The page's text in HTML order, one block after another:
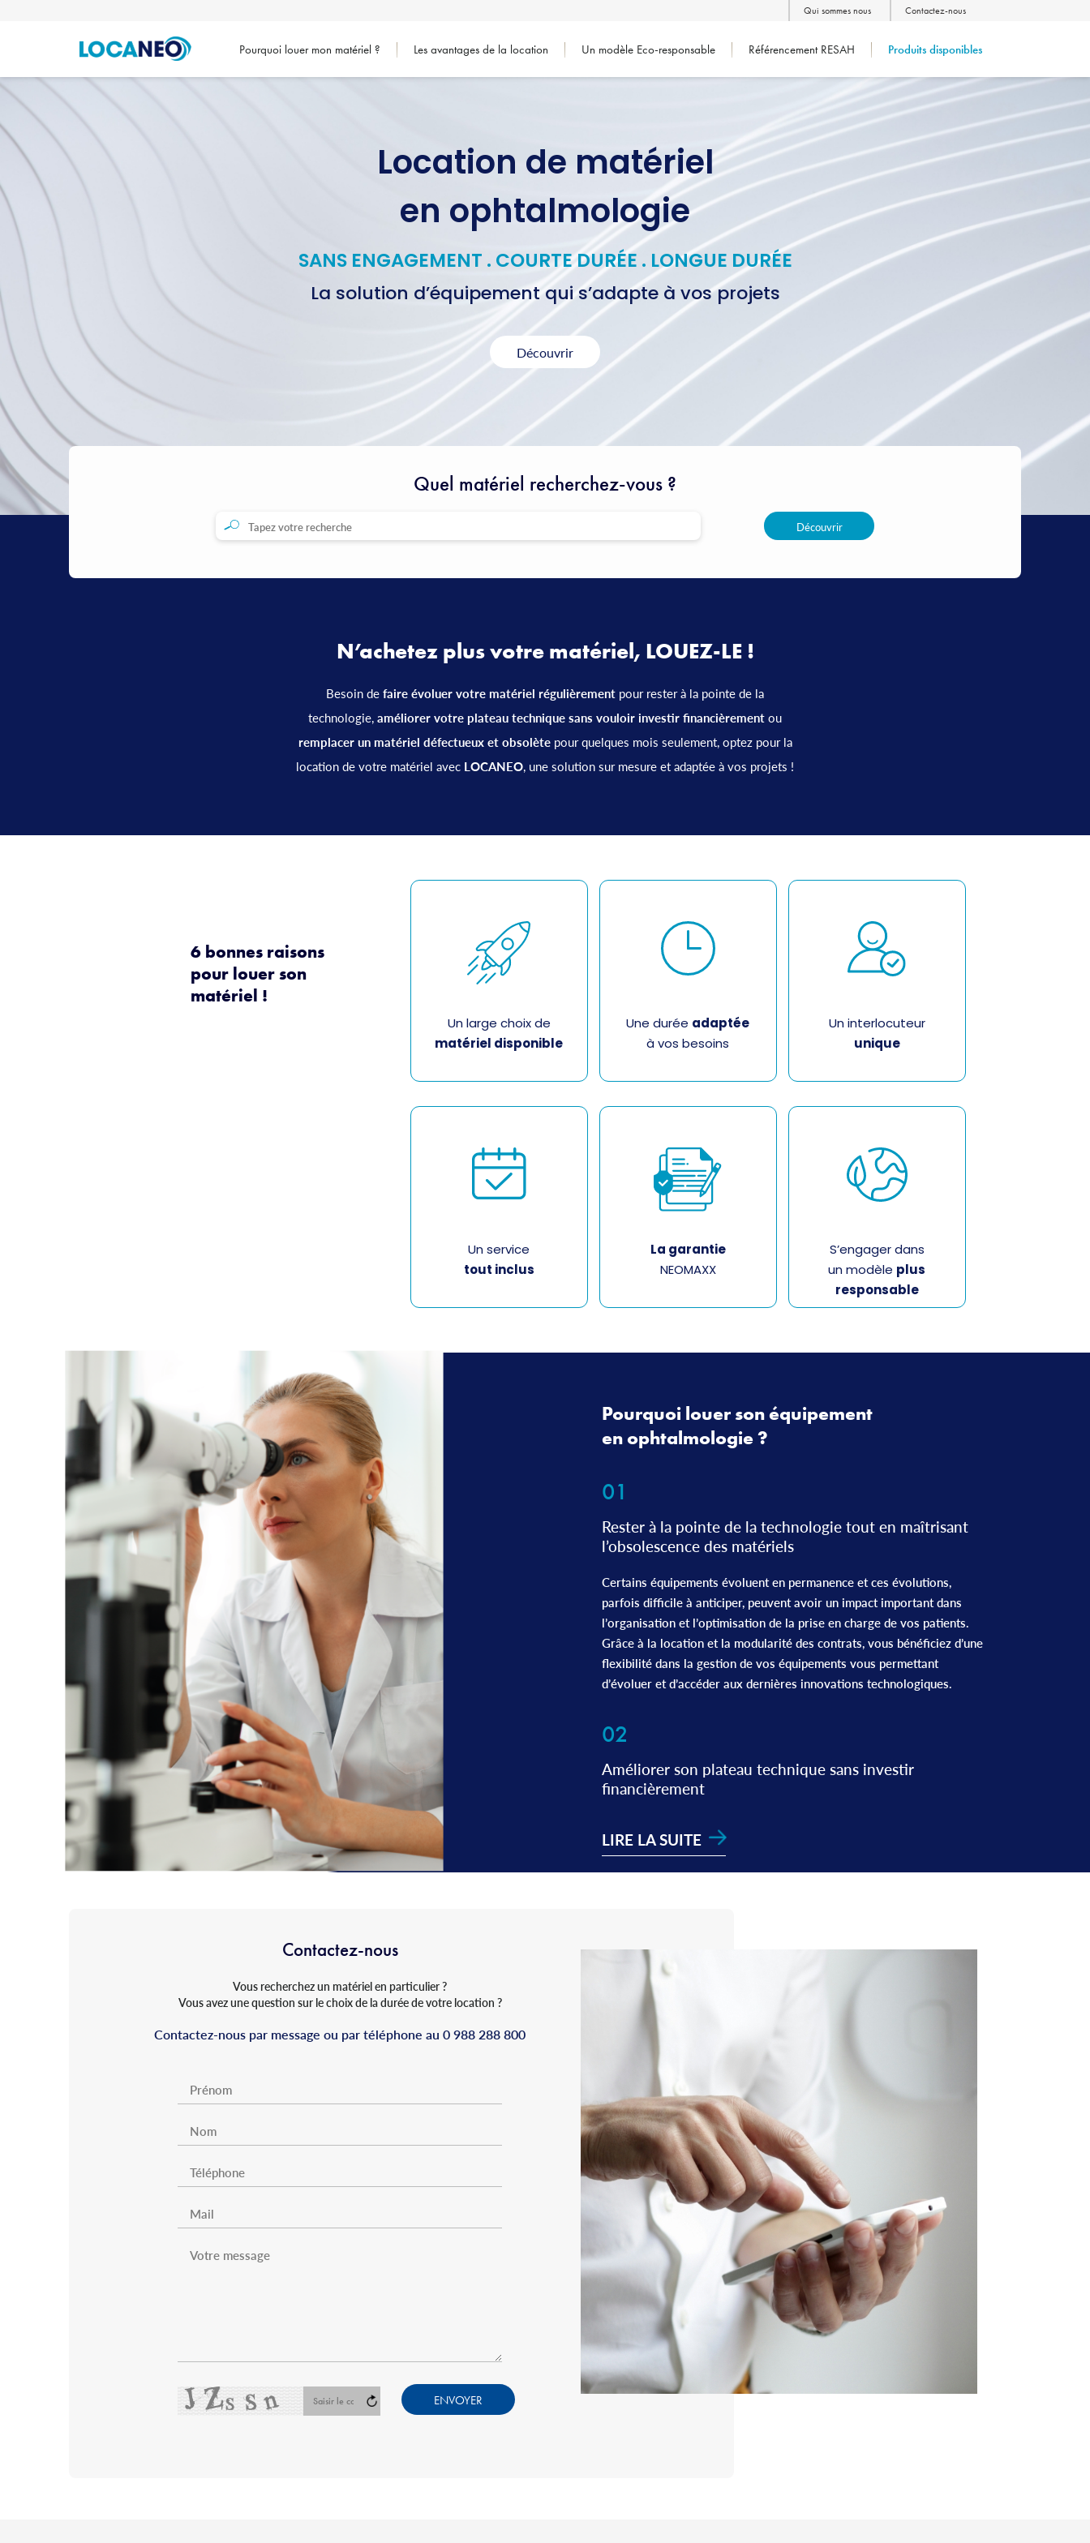
Qui sommes nous Contactez-nous
Pourquoi louer mon matériel ? Les avantages de la location Un modèle Eco-responsable Référencement RESAH Produits disponibles
Location de matériel
en ophtalmologie
SANS ENGAGEMENT . COURTE DURÉE . LONGUE DURÉE
La solution d’équipement qui s’adapte à vos projets
Découvrir
Quel matériel recherchez-vous ?
Découvrir
N’achetez plus votre matériel, LOUEZ-LE !
Besoin defaire évoluer votre matériel régulièrement pour rester à la pointe de la
technologie,améliorer votre plateau technique sans vouloir investir financièrementou
remplacer un matériel défectueux et obsolètepour quelques mois seulement, optez pour la
location de votre matériel avec LOCANEO, une solution sur mesure et adaptée à vos projets !
6 bonnes raisons
pour louer son
matériel !
Un large choix de
matériel disponible
Une durée adaptée
à vos besoins
Un interlocuteur
unique
Un service
tout inclus
La garantie
NEOMAXX
S’engager dans
un modèle plus
responsable
Pourquoi louer son équipement
en ophtalmologie ?
01
Rester à la pointe de la technologie tout en maîtrisant
l’obsolescence des matériels
Certains équipements évoluent en permanence et ces évolutions,
parfois difficile à anticiper, peuvent avoir un impact important dans
l’organisation et l’optimisation de la prise en charge de vos patients.
Grâce à la location et la modularité des contrats, vous bénéficiez d’une
flexibilité dans la gestion de vos équipements vous permettant
d’évoluer et d’accéder aux dernières innovations technologiques.
02
Améliorer son plateau technique sans investir
financièrement
LIRE LA SUITE
Contactez-nous
Vous recherchez un matériel en particulier ?
Vous avez une question sur le choix de la durée de votre location ?
Contactez-nous par message ou par téléphone au 0 988 288 800
ENVOYER